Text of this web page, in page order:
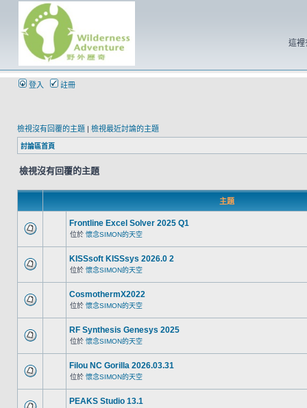
這裡
登入 註冊
檢視沒有回覆的主題 | 檢視最近討論的主題
討論區首頁
檢視沒有回覆的主題
主題
Frontline Excel Solver 2025 Q1
位於 懷念SIMON的天空
KISSsoft KISSsys 2026.0 2
位於 懷念SIMON的天空
CosmothermX2022
位於 懷念SIMON的天空
RF Synthesis Genesys 2025
位於 懷念SIMON的天空
Filou NC Gorilla 2026.03.31
位於 懷念SIMON的天空
PEAKS Studio 13.1